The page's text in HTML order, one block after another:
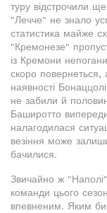
туру відстрочили
"Лечче" не знало
статистика майже
"Кремонезе"
із Кремони
скоро повернеться,
наявності
не забили й
Баширотто
налагодилася
везіння може
бачилися.
Звичайно ж
команди цього
впевненим. Яким